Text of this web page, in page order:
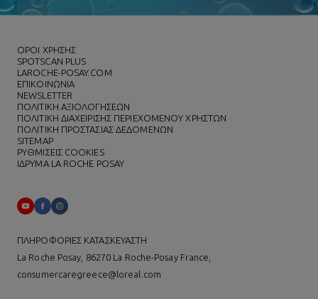
ΌΡΟΙ ΧΡΗΣΗΣ
SPOTSCAN PLUS
LAROCHE-POSAY.COM
ΕΠΙΚΟΙΝΩΝΙΑ
NEWSLETTER
ΠΟΛΙΤΙΚΗ ΑΞΙΟΛΟΓΗΣΕΩΝ
ΠΟΛΙΤΙΚΗ ΔΙΑΧΕΙΡΙΣΗΣ ΠΕΡΙΕΧΟΜΕΝΟΥ ΧΡΗΣΤΩΝ
ΠΟΛΙΤΙΚΗ ΠΡΟΣΤΑΣΙΑΣ ΔΕΔΟΜΕΝΩΝ
SITEMAP
ΡΥΘΜΙΣΕΙΣ COOKIES
ΙΔΡΥΜΑ LA ROCHE POSAY
ΠΛΗΡΟΦΟΡΙΕΣ ΚΑΤΑΣΚΕΥΑΣΤΗ
La Roche Posay, 86270 La Roche-Posay France,
consumercaregreece@loreal.com